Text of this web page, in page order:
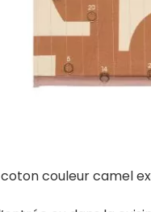
couleur camel